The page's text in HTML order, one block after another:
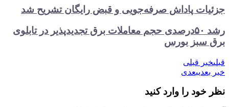
جزئیات پاداش صرفه‌جویی و قبض رایگان تشریح شد
رشد ۵۰درصدی حجم معاملات برق تجدیدپذیر در تابلوی
برق سبز بورس
قبلیخبر قبلی
خبر بعدیبعدی
نظر خود را وارد کنید